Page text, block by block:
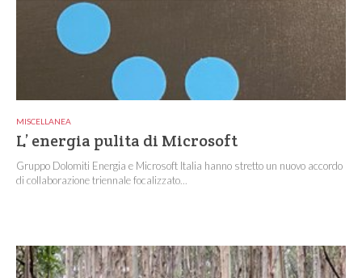
MISCELLANEA
L’ energia pulita di Microsoft
Gruppo Dolomiti Energia e Microsoft Italia hanno stretto un nuovo accordo
di collaborazione triennale focalizzato...